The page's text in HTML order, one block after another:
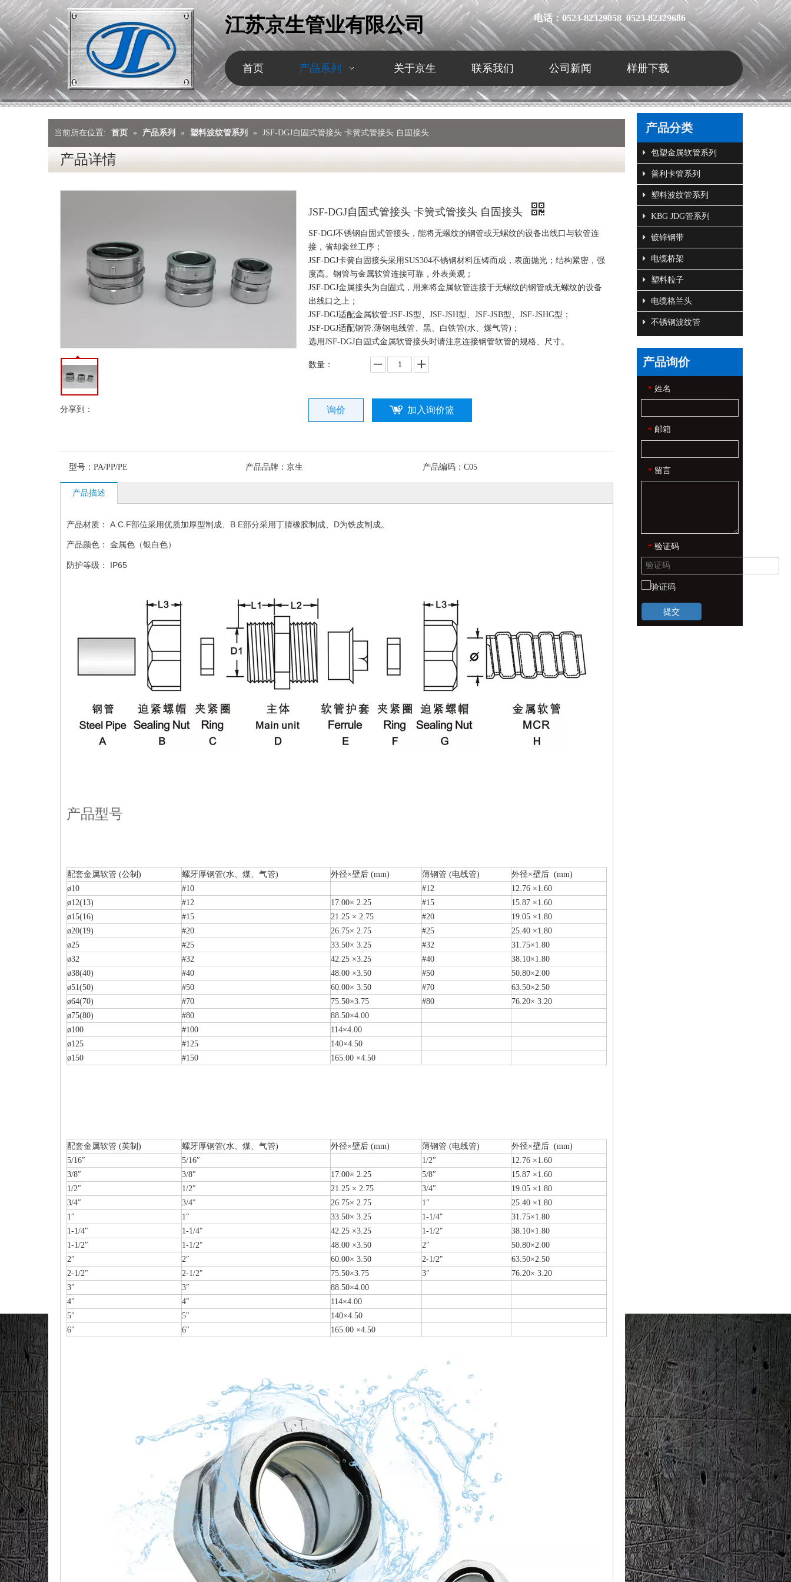
江苏京生管业有限公司 电话：0523-82329058 0523-82329686
首页 产品系列 关于京生 联系我们 公司新闻 样册下载
当前所在位置: 首页 » 产品系列 » 塑料波纹管系列 » JSF-DGJ自固式管接头 卡簧式管接头 自固接头
产品详情
分享到：
JSF-DGJ自固式管接头 卡簧式管接头 自固接头
SF-DGJ不锈钢自固式管接头，能将无螺纹的钢管或无螺纹的设备出线口与软管连
接，省却套丝工序；
JSF-DGJ卡簧自固接头采用SUS304不锈钢材料压铸而成，表面抛光；结构紧密，强
度高。钢管与金属软管连接可靠，外表美观；
JSF-DGJ金属接头为自固式，用来将金属软管连接于无螺纹的钢管或无螺纹的设备
出线口之上；
JSF-DGJ适配金属软管:JSF-JS型、JSF-JSH型、JSF-JSB型、JSF-JSHG型；
JSF-DGJ适配钢管:薄钢电线管、黑、白铁管(水、煤气管)；
选用JSF-DGJ自固式金属软管接头时请注意连接钢管软管的规格、尺寸。
数量：
询价 加入询价篮
型号： PA/PP/PE 产品品牌：京生 产品编码： C05
产品描述
产品材质： A.C.F部位采用优质加厚型制成、B.E部分采用丁腈橡胶制成、D为铁皮制成。
产品颜色： 金属色（银白色）
防护等级： IP65
产品型号
配套金属软管 (公制) 螺牙厚钢管(水、煤、气管) 外径×壁后 (mm) 薄钢管 (电线管)
外径×壁后 (mm)
ø10
#10 #12
12.76 ×1.60
ø12(13)
#12 17.00× 2.25 #15
15.87 ×1.60
ø15(16)
#15 21.25 × 2.75 #20
19.05 ×1.80
ø20(19)
#20 26.75× 2.75 #25
25.40 ×1.80
ø25
#25 33.50× 3.25 #32
31.75×1.80
ø32
#32 42.25 ×3.25 #40
38.10×1.80
ø38(40)
#40 48.00 ×3.50 #50
50.80×2.00
ø51(50)
#50 60.00× 3.50 #70
63.50×2.50
ø64(70)
#70 75.50×3.75 #80
76.20× 3.20
ø75(80)
#80
88.50×4.00
ø100
#100
114×4.00
ø125
#125
140×4.50
ø150
#150 165.00 ×4.50
配套金属软管 (英制) 螺牙厚钢管(水、煤、气管) 外径×壁后 (mm) 薄钢管 (电线管)
外径×壁后 (mm)
5/16″
5/16″ 1/2″
12.76 ×1.60
3/8″
3/8″ 17.00× 2.25 5/8″
15.87 ×1.60
1/2″
1/2″ 21.25 × 2.75 3/4″
19.05 ×1.80
3/4″
3/4″ 26.75× 2.75 1″
25.40 ×1.80
1″
1″ 33.50× 3.25 1-1/4″
31.75×1.80
1-1/4″
1-1/4″ 42.25 ×3.25 1-1/2″
38.10×1.80
1-1/2″
1-1/2″ 48.00 ×3.50 2″
50.80×2.00
2″
2″ 60.00× 3.50 2-1/2″
63.50×2.50
2-1/2″
2-1/2″ 75.50×3.75 3″
76.20× 3.20
3″
3″
88.50×4.00
4″
4″
114×4.00
5″
5″
140×4.50
6″
6″ 165.00 ×4.50
产品分类
包塑金属软管系列
普利卡管系列
塑料波纹管系列
KBG JDG管系列
镀锌钢带
电缆桥架
塑料粒子
电缆格兰头
不锈钢波纹管
产品询价
* 姓名
* 邮箱
* 留言
* 验证码
提交